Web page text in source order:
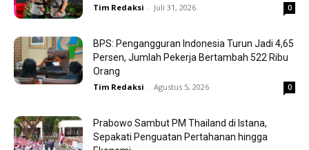
Tim Redaksi - Juli 31, 2026 0
BPS: Pengangguran Indonesia Turun Jadi 4,65
Persen, Jumlah Pekerja Bertambah 522 Ribu
Orang
Tim Redaksi - Agustus 5, 2026 0
Prabowo Sambut PM Thailand di Istana,
Sepakati Penguatan Pertahanan hingga